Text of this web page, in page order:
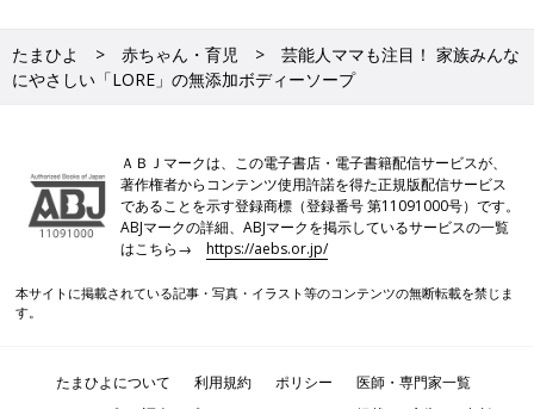
たまひよ 赤ちゃん・育児
芸能人ママも注目！ 家族みんな
にやさしい「LORE」の無添加ボディーソープ
ＡＢＪマークは、この電子書店・電子書籍配信サービスが、
著作権者からコンテンツ使用許諾を得た正規版配信サービス
であることを示す登録商標（登録番号 第11091000号）です。
ABJマークの詳細、ABJマークを掲示しているサービスの一覧
はこちら→https://aebs.or.jp/
本サイトに掲載されている記事・写真・イラスト等のコンテンツの無断転載を禁じま
す。
たまひよについて 利用規約 ポリシー
医師・専門家一覧